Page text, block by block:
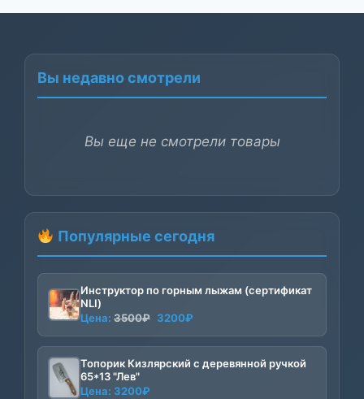
Вы недавно смотрели
Вы еще не смотрели товары
Популярные сегодня
Инструктор по горным лыжам (сертификат
NLI)
Цена: 3500₽ Первоначальная
цена
составляла
3500₽.
3200₽
цена:
3200₽.
Топорик Кизлярский с деревянной ручкой
65*13 "Лев"
Цена: 3200₽